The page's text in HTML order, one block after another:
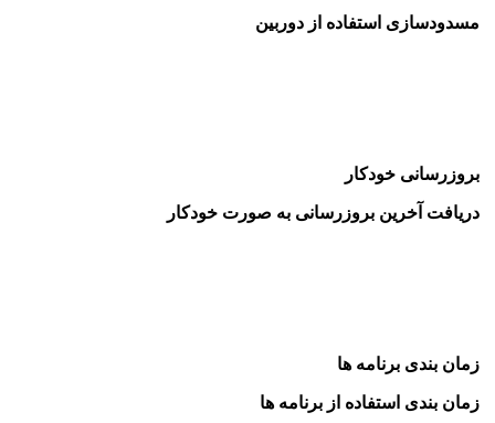
مسدودسازی استفاده از دوربین
بروزرسانی خودکار
دریافت آخرین بروزرسانی به صورت خودکار
زمان بندی برنامه ها
زمان بندی استفاده از برنامه ها